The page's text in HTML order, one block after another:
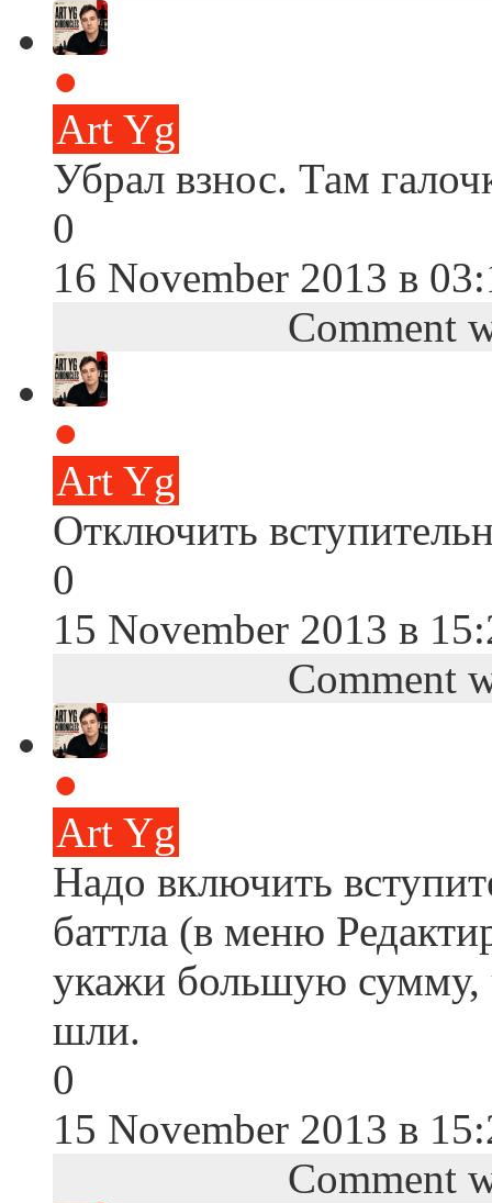
●
Art Yg
Убрал взнос. Там
0
16 November 2013 в
Comment
●
Art Yg
Отключить
0
15 November 2013 в
Comment
●
Art Yg
Надо включить
баттла (в меню
укажи большую сумму,
шли.
0
15 November 2013 в
Comment